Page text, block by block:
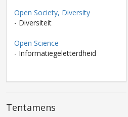
Open Society, Diversity
- Diversiteit
Open Science
- Informatiegeletterdheid
Tentamens